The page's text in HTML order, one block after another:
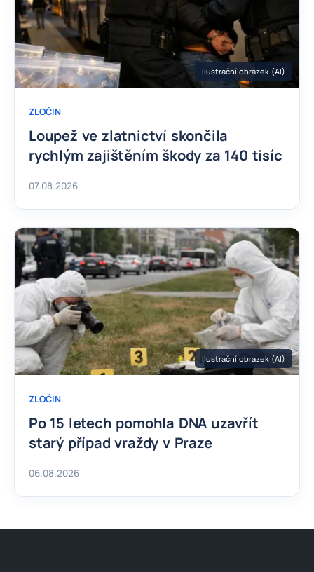
Ilustrační obrázek (AI)
ZLOČIN
Loupež ve zlatnictví skončila
rychlým zajištěním škody za 140 tisíc
07.08.2026
Ilustrační obrázek (AI)
ZLOČIN
Po 15 letech pomohla DNA uzavřít
starý případ vraždy v Praze
06.08.2026